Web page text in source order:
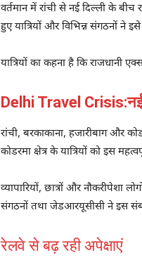
वर्तमान में रांची से नई दिल्ली के बीच
हुए यात्रियों और विभिन्न संगठनों ने
यात्रियों का कहना है कि राजधानी
Delhi Travel Crisis:नई
रांची, बरकाकाना, हजारीबाग और
कोडरमा क्षेत्र के यात्रियों को इस
व्यापारियों, छात्रों और नौकरीपेशा
संगठनों तथा जेडआरयूसीसी ने इस
रेलवे से बढ़ रही अपेक्षाएं